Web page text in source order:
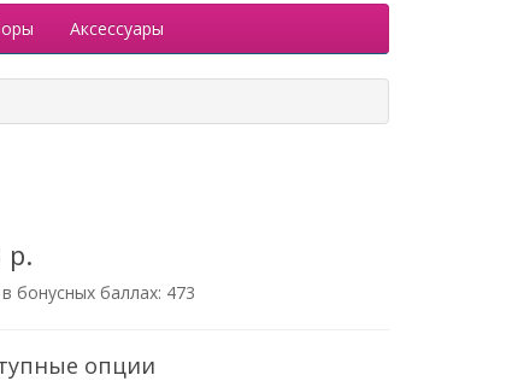
Аксессуары
р.
бонусных баллах: 473
опции